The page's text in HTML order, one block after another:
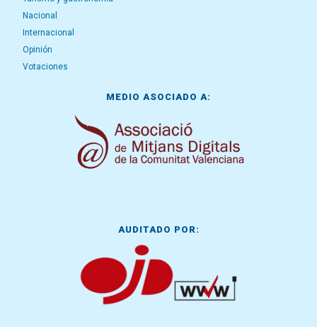
Nacional
Internacional
Opinión
Votaciones
MEDIO ASOCIADO A:
AUDITADO POR: